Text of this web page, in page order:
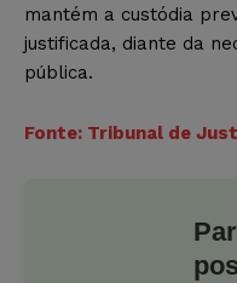
mantém a custódia
justificada, diante da
pública.
Fonte: Tribunal de